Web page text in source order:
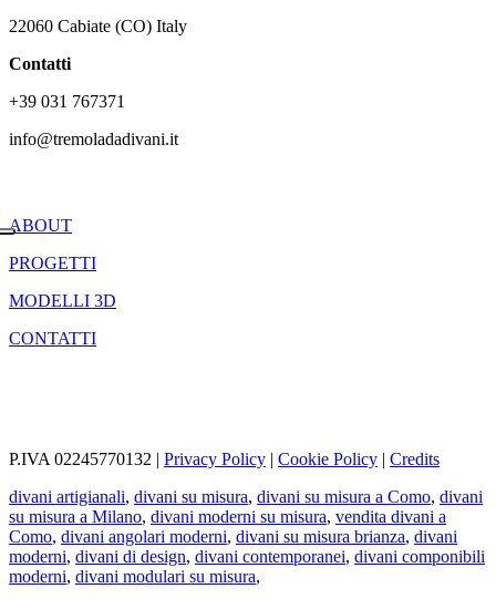
22060 Cabiate (CO) Italy
Contatti
+39 031 767371
info@tremoladadivani.it
ABOUT
PROGETTI
MODELLI 3D
CONTATTI
P.IVA 02245770132 | Privacy Policy | Cookie Policy | Credits
divani artigianali, divani su misura, divani su misura a Como, divani
su misura a Milano, divani moderni su misura, vendita divani a
Como, divani angolari moderni, divani su misura brianza, divani
moderni, divani di design, divani contemporanei, divani componibili
moderni, divani modulari su misura,